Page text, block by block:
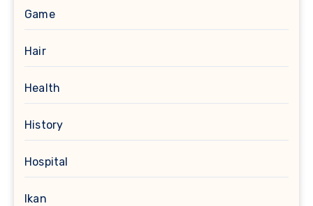
Game
Hair
Health
History
Hospital
Ikan